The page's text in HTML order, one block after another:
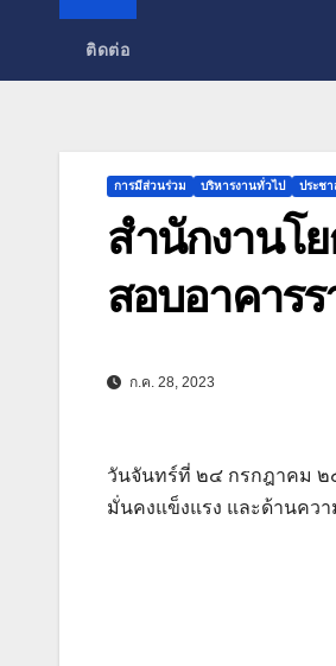
ติดต่อ
การมีส่วนร่วม บริหารงานทั่วไป ประช
สำนักงานโย
สอบอาคาร
ก.ค. 28, 2023
วันจันทร์ที่ ๒๔ กรกฎาคม ๒
มั่นคงแข็งแรง และด้านคว